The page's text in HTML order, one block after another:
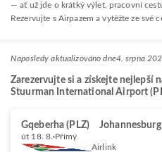
— ať už jde o krátký výlet, pracovní
Rezervujte s Airpazem a vytěžte ze své
Naposledy aktualizováno dne4. srpna
Zarezervujte si a získejte nejlepší
Stuurman International Airport
Gqeberha (PLZ)
út 18. 8. Přímý
Airlink